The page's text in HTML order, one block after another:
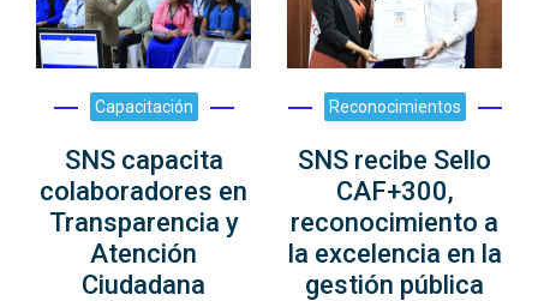
Capacitación
SNS capacita
colaboradores en
Transparencia y
Atención
Ciudadana
Reconocimientos
SNS recibe Sello
CAF+300,
reconocimiento a
la excelencia en la
gestión pública